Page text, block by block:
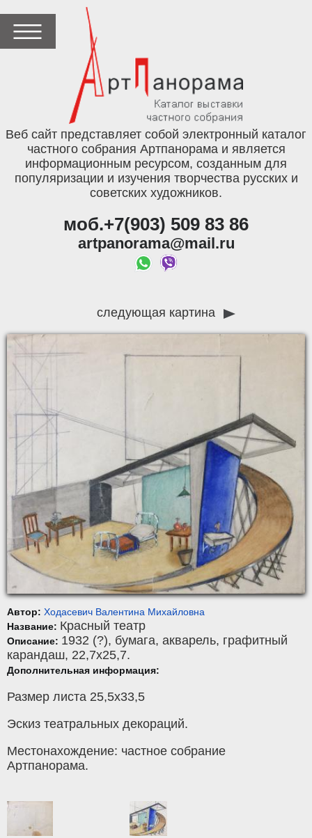
Веб сайт представляет собой электронный каталог
частного собрания Артпанорама и является
информационным ресурсом, созданным для
популяризации и изучения творчества русских и
советских художников.
моб.+7(903) 509 83 86
artpanorama@mail.ru
следующая картина
Автор: Ходасевич Валентина Михайловна
Название: Красный театр
Описание: 1932 (?), бумага, акварель, графитный
карандаш, 22,7x25,7.
Дополнительная информация:
Размер листа 25,5х33,5
Эскиз театральных декораций.
Местонахождение: частное собрание
Артпанорама.